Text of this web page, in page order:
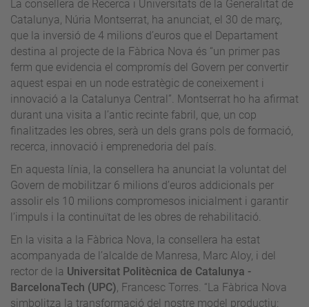
La consellera de Recerca i Universitats de la Generalitat de
Catalunya, Núria Montserrat, ha anunciat, el 30 de març,
que la inversió de 4 milions d’euros que el Departament
destina al projecte de la Fàbrica Nova és “un primer pas
ferm que evidencia el compromís del Govern per convertir
aquest espai en un node estratègic de coneixement i
innovació a la Catalunya Central”. Montserrat ho ha afirmat
durant una visita a l’antic recinte fabril, que, un cop
finalitzades les obres, serà un dels grans pols de formació,
recerca, innovació i emprenedoria del país.
En aquesta línia, la consellera ha anunciat la voluntat del
Govern de mobilitzar 6 milions d’euros addicionals per
assolir els 10 milions compromesos inicialment i garantir
l’impuls i la continuïtat de les obres de rehabilitació.
En la visita a la Fàbrica Nova, la consellera ha estat
acompanyada de l’alcalde de Manresa, Marc Aloy, i del
rector de la Universitat Politècnica de Catalunya -
BarcelonaTech (UPC) , Francesc Torres. “La Fàbrica Nova
simbolitza la transformació del nostre model productiu: